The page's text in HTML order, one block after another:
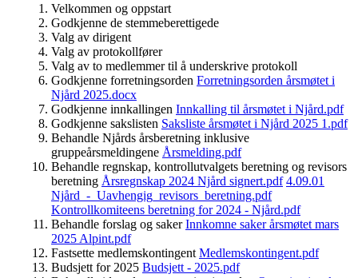
Velkommen og oppstart
Godkjenne de stemmeberettigede
Valg av dirigent
Valg av protokollfører
Valg av to medlemmer til å underskrive protokoll
Godkjenne forretningsorden Forretningsorden årsmøtet i
Njård 2025.docx
Godkjenne innkallingen Innkalling til årsmøtet i Njård.pdf
Godkjenne sakslisten Saksliste årsmøtet i Njård 2025 1.pdf
Behandle Njårds årsberetning inklusive
gruppeårsmeldingene Årsmelding.pdf
Behandle regnskap, kontrollutvalgets beretning og revisors
beretning Årsregnskap 2024 Njård signert.pdf 4.09.01
Njård_-_Uavhengig_revisors_beretning.pdf
Kontrollkomiteens beretning for 2024 - Njård.pdf
Behandle forslag og sakerInnkomne saker årsmøtet mars
2025 Alpint.pdf
Fastsette medlemskontingent Medlemskontingent.pdf
Budsjett for 2025 Budsjett - 2025.pdf